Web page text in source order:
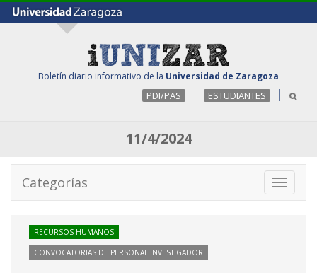
Boletín diario informativo de la Universidad de Zaragoza
PDI/PAS ESTUDIANTES
11/4/2024
Toggle
Categorías
RECURSOS HUMANOS
CONVOCATORIAS DE PERSONAL INVESTIGADOR